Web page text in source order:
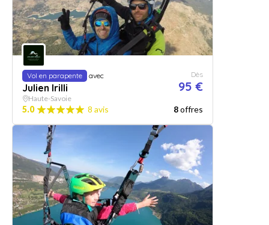
Vol en parapente avec
Julien Irilli
Dès
95 €
Haute-Savoie
5.0 8 avis 8offres